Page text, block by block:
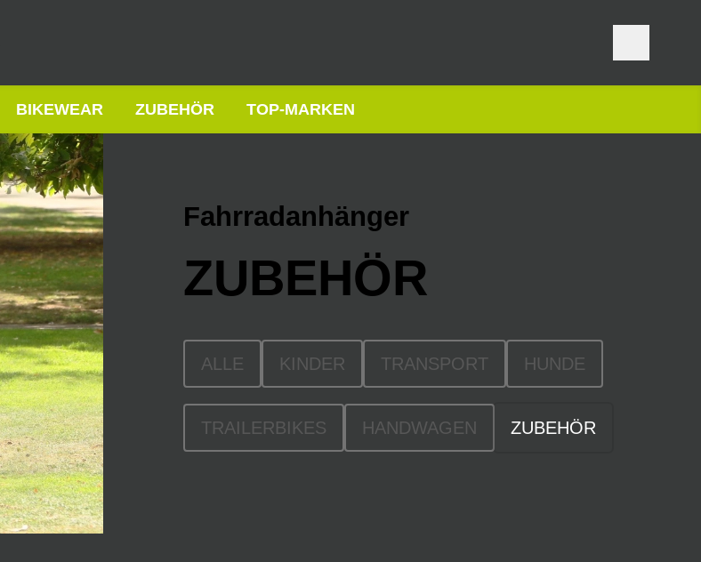
BIKEWEAR ZUBEHÖR TOP-MARKEN
Fahrradanhänger
ZUBEHÖR
ALLE KINDER TRANSPORT HUNDE
TRAILERBIKES HANDWAGEN ZUBEHÖR